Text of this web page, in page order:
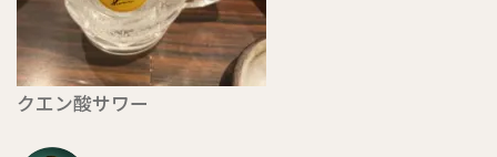
クエン酸サワー